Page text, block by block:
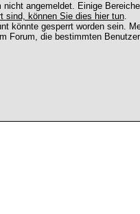
nicht angemeldet. Einige
sind, können Sie dies hier tun.
könnte gesperrt worden sein.
Forum, die bestimmten